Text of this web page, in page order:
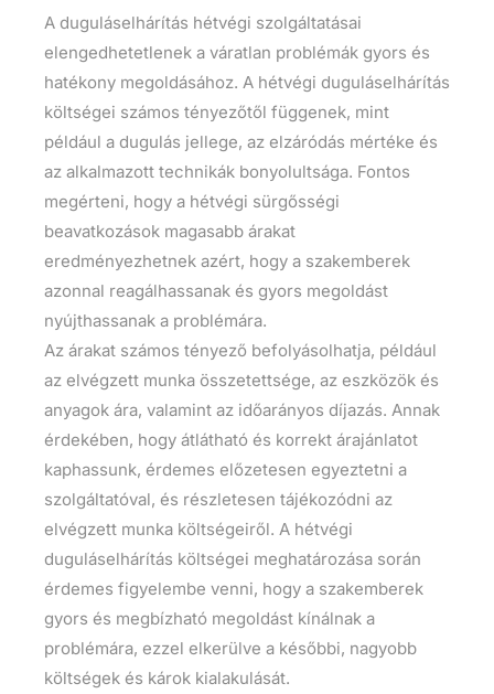
A duguláselhárítás hétvégi szolgáltatásai
elengedhetetlenek a váratlan problémák gyors és
hatékony megoldásához. A hétvégi duguláselhárítás
költségei számos tényezőtől függenek, mint
például a dugulás jellege, az elzáródás mértéke és
az alkalmazott technikák bonyolultsága. Fontos
megérteni, hogy a hétvégi sürgősségi
beavatkozások magasabb árakat
eredményezhetnek azért, hogy a szakemberek
azonnal reagálhassanak és gyors megoldást
nyújthassanak a problémára.
Az árakat számos tényező befolyásolhatja, például
az elvégzett munka összetettsége, az eszközök és
anyagok ára, valamint az időarányos díjazás. Annak
érdekében, hogy átlátható és korrekt árajánlatot
kaphassunk, érdemes előzetesen egyeztetni a
szolgáltatóval, és részletesen tájékozódni az
elvégzett munka költségeiről. A hétvégi
duguláselhárítás költségei meghatározása során
érdemes figyelembe venni, hogy a szakemberek
gyors és megbízható megoldást kínálnak a
problémára, ezzel elkerülve a későbbi, nagyobb
költségek és károk kialakulását.